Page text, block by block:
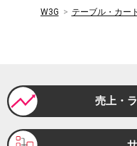
W3G テーブル・カー
売上・